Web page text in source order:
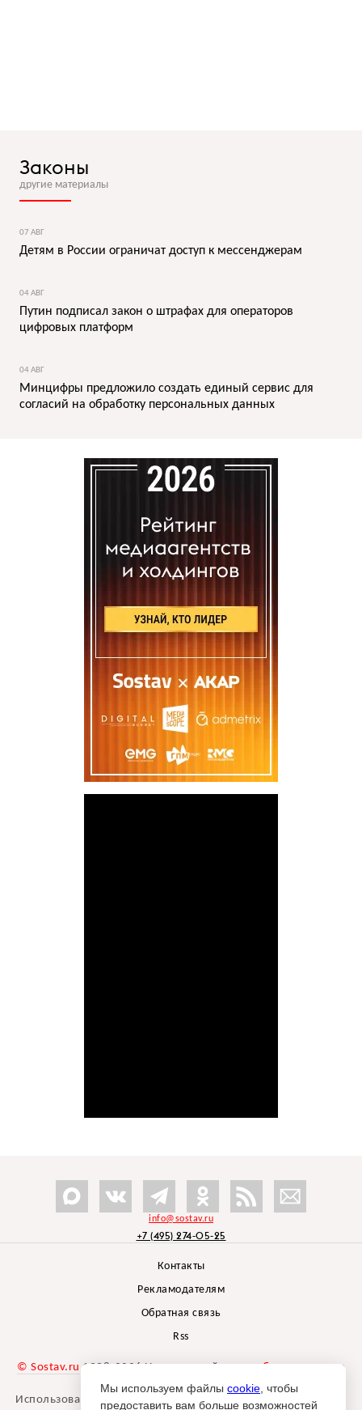
Законы
другие материалы
07 АВГ
Детям в России ограничат доступ к мессенджерам
04 АВГ
Путин подписал закон о штрафах для операторов
цифровых платформ
04 АВГ
Минцифры предложило создать единый сервис для
согласий на обработку персональных данных
info@sostav.ru
+7 (495) 274-05-25
Контакты
Рекламодателям
Обратная связь
Rss
© Sostav.ru 1998-2026 Независимый проектбрендингового
агентства Depot
Использование материалов Sostav.ru допустимо только при
Мы используем файлы cookie , чтобы
предоставить вам больше возможностей